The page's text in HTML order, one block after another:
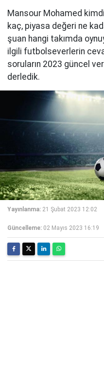
Mansour Mohamed
kaç, piyasa değeri ne
şuan hangi takımda
ilgili futbolseverlerin
soruların 2023 güncel
derledik.
Yayınlanma: 21 Şubat 2023 12:02
Güncelleme: 02 Mayıs 2023 16:19